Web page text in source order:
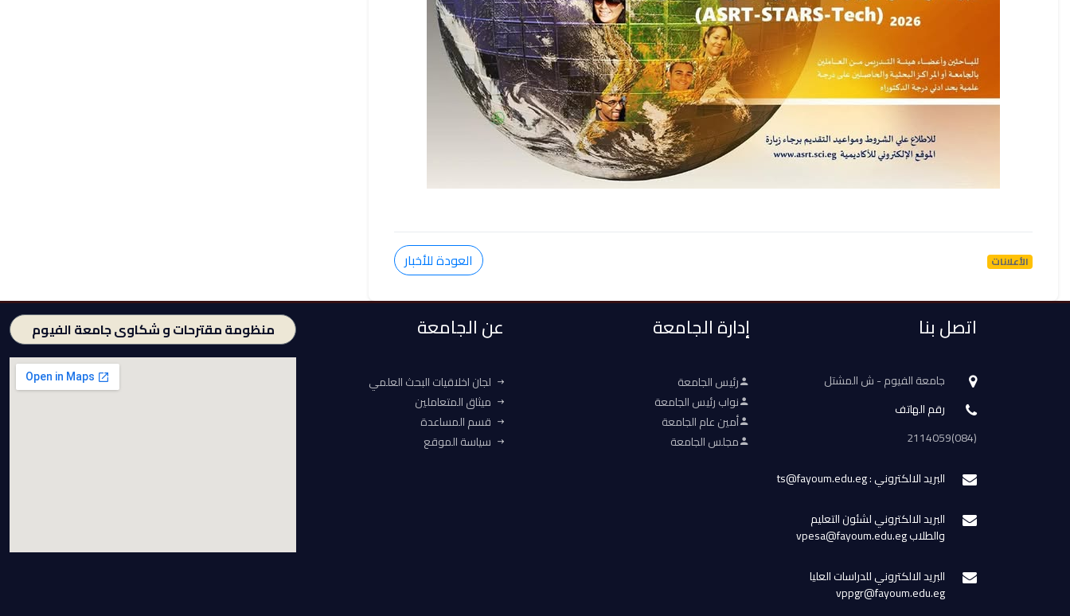
الأعلانات العودة للأخبار
اتصل بنا
جامعة الفيوم - ش المشتل
رقم الهاتف
(084)2114059
البريد الالكتروني : ts@fayoum.edu.eg
البريد الالكتروني لشئون التعليم
والطلاب vpesa@fayoum.edu.eg
البريد الالكتروني للدراسات العليا
vppgr@fayoum.edu.eg
إدارة الجامعة
رئيس الجامعة
نواب رئيس الجامعة
أمين عام الجامعة
مجلس الجامعة
عن الجامعة
لجان اخلاقيات البحث العلمي
ميثاق المتعاملين
قسم المساعدة
سياسة الموقع
منظومة مقترحات و شكاوى جامعة الفيوم